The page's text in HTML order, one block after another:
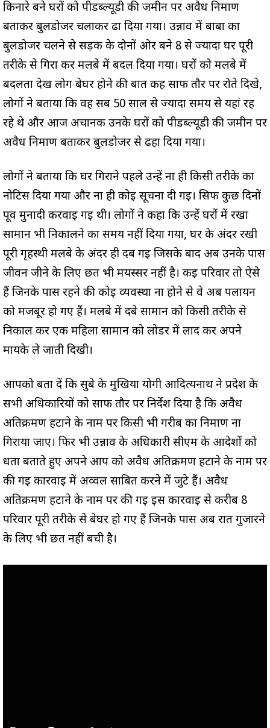
किनारे बने घरों को पीडब्ल्यूडी की जमीन पर अवैध निर्माण
बताकर बुलडोजर चलाकर ढा दिया गया। उन्नाव में बाबा का
बुलडोजर चलने से सड़क के दोनों ओर बने 8 से ज्यादा घर पूरी
तरीके से गिरा कर मलबे में बदल दिया गया। घरों को मलबे में
बदलता देख लोग बेघर होने की बात कह साफ तौर पर रोते दिखे,
लोगों ने बताया कि वह सब 50 साल से ज्यादा समय से यहां रह
रहे थे और आज अचानक उनके घरों को पीडब्ल्यूडी की जमीन पर
अवैध निर्माण बताकर बुलडोजर से ढहा दिया गया।
लोगों ने बताया कि घर गिराने पहले उन्हें ना ही किसी तरीके का
नोटिस दिया गया और ना ही कोई सूचना दी गई। सिर्फ कुछ दिनों
पूर्व मुनादी करवाई गई थी। लोगों ने कहा कि उन्हें घरों में रखा
सामान भी निकालने का समय नहीं दिया गया, घर के अंदर रखी
पूरी गृहस्थी मलबे के अंदर ही दब गई जिसके बाद अब उनके पास
जीवन जीने के लिए छत भी मयस्सर नहीं है। कई परिवार तो ऐसे
हैं जिनके पास रहने की कोई व्यवस्था ना होने से वे अब पलायन
को मजबूर हो गए हैं। मलबे में दबे सामान को किसी तरीके से
निकाल कर एक महिला सामान को लोडर में लाद कर अपने
मायके ले जाती दिखी।
आपको बता दें कि सुबे के मुखिया योगी आदित्यनाथ ने प्रदेश के
सभी अधिकारियों को साफ तौर पर निर्देश दिया है कि अवैध
अतिक्रमण हटाने के नाम पर किसी भी गरीब का निर्माण ना
गिराया जाए। फिर भी उन्नाव के अधिकारी सीएम के आदेशों को
धता बताते हुए अपने आप को अवैध अतिक्रमण हटाने के नाम पर
की गई कार्रवाई में अव्वल साबित करने में जुटे हैं। अवैध
अतिक्रमण हटाने के नाम पर की गई इस कार्रवाई से करीब 8
परिवार पूरी तरीके से बेघर हो गए हैं जिनके पास अब रात गुजारने
के लिए भी छत नहीं बची है।